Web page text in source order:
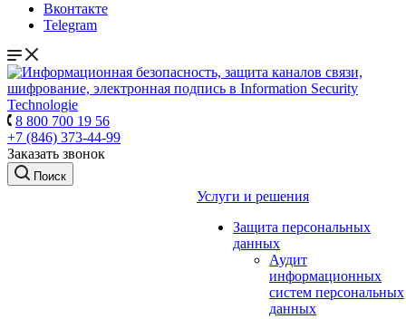
Вконтакте
Telegram
8 800 700 19 56
+7 (846) 373-44-99
Заказать звонок
Поиск
Услуги и решения
Защита персональных
данных
Аудит
информационных
систем персональных
данных